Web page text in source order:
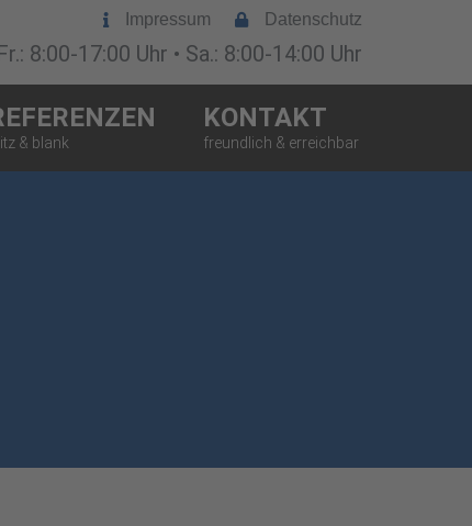
Impressum Datenschutz
8:00-17:00 Uhr • Sa.: 8:00-14:00 Uhr
KONTAKT